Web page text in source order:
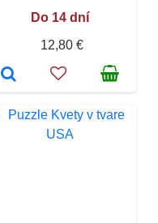
Do 14 dní
12,80 €